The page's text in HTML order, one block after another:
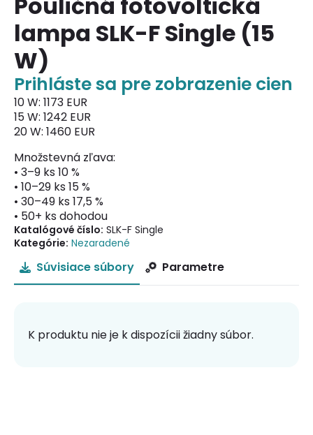
lampa SLK-F Single (15
W)
Prihláste sa pre zobrazenie cien
10 W: 1173 EUR
15 W: 1242 EUR
20 W: 1460 EUR
Množstevná zľava:
• 3–9 ks 10 %
• 10–29 ks 15 %
• 30–49 ks 17,5 %
• 50+ ks dohodou
Katalógové číslo: SLK-F Single
Kategórie: Nezaradené
Súvisiace súbory Parametre
K produktu nie je k dispozícii žiadny súbor.